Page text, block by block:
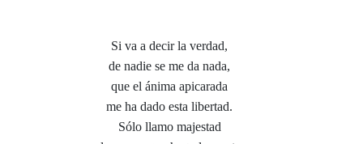
Si va a decir la verdad,
de nadie se me da nada,
que el ánima apicarada
me ha dado esta libertad.
Sólo llamo majestad